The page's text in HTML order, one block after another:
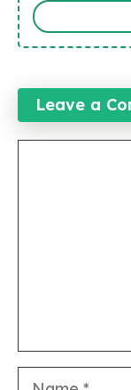
Leave a
Name